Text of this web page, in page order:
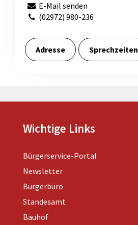
E-Mail senden
(02972) 980-236
Adresse Sprechzeiten
Wichtige Links
Bürgerservice-Portal
Newsletter
Bürgerbüro
Standesamt
Bauhof